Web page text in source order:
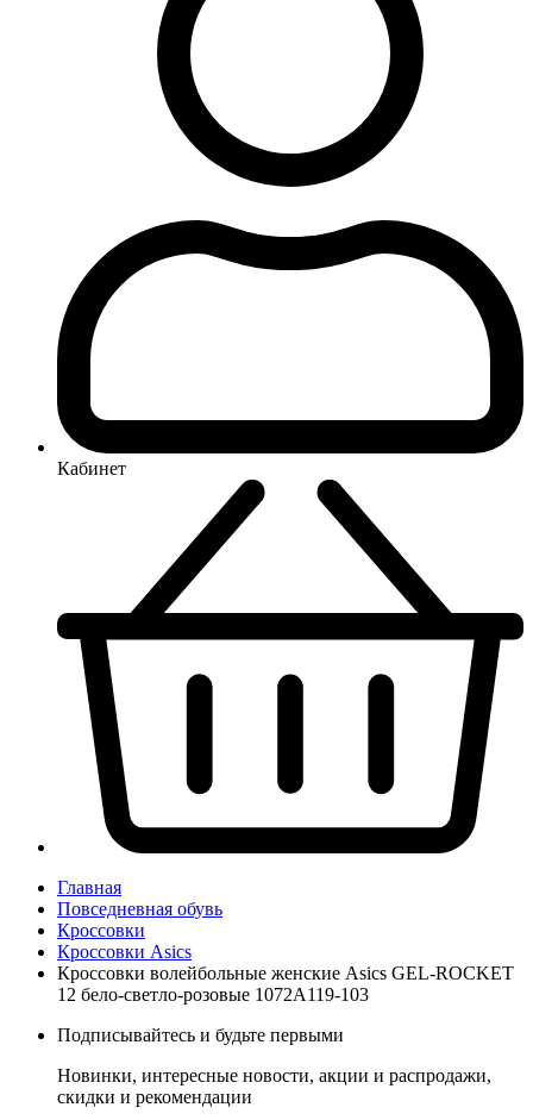
Кабинет
Главная
Повседневная обувь
Кроссовки
Кроссовки Asics
Кроссовки волейбольные женские Asics GEL-ROCKET
12 бело-светло-розовые 1072A119-103
Подписывайтесь и будьте первыми
Новинки, интересные новости, акции и распродажи,
скидки и рекомендации